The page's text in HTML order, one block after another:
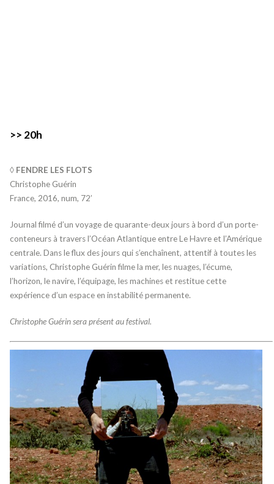
>> 20h
◊ FENDRE LES FLOTS
Christophe Guérin
France, 2016, num, 72’
Journal filmé d’un voyage de quarante-deux jours à bord d’un porte-
conteneurs à travers l’Océan Atlantique entre Le Havre et l’Amérique
centrale. Dans le flux des jours qui s’enchaînent, attentif à toutes les
variations, Christophe Guérin filme la mer, les nuages, l’écume,
l’horizon, le navire, l’équipage, les machines et restitue cette
expérience d’un espace en instabilité permanente.
Christophe Guérin sera présent au festival.